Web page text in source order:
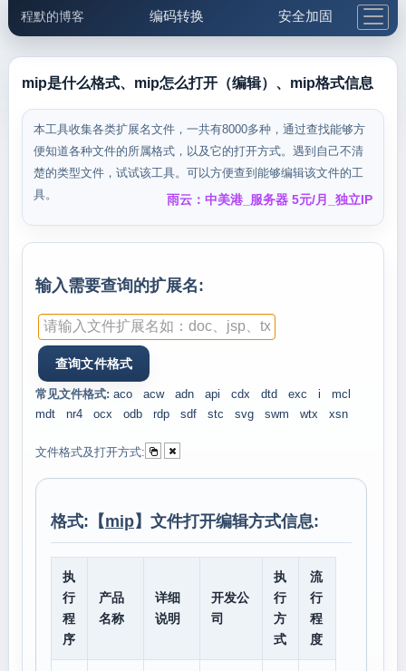
程默的博客 编码转换 安全加固
邮件工具 生活便民 更多工具
5.1支付宝大红包
mip是什么格式、mip怎么打开（编辑）、mip格式信息
本工具收集各类扩展名文件，一共有8000多种，通过查找能够方
便知道各种文件的所属格式，以及它的打开方式。遇到自己不清
楚的类型文件，试试该工具。可以方便查到能够编辑该文件的工
具。
雨云：中美港_服务器 5元/月_独立IP
输入需要查询的扩展名:
常见文件格式: aco acw adn api cdx dtd exc i
mcl
mdt
nr4 ocx odb rdp sdf stc svg swm wtx xsn
文件格式及打开方式:
格式:【mip】文件打开编辑方式信息:
执
行
程
序
产品
名称
详细
说明
开发公
司
执
行
方
式
流
行
程
度